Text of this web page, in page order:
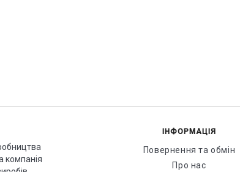
компанія
ІНФОРМАЦІЯ
Повернення та обмін
Про нас